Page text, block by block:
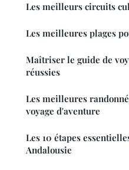
Les meilleurs circuits
Les meilleures plages
Maîtriser le guide de
réussies
Les meilleures
voyage d'aventure
Les 10 étapes
Andalousie